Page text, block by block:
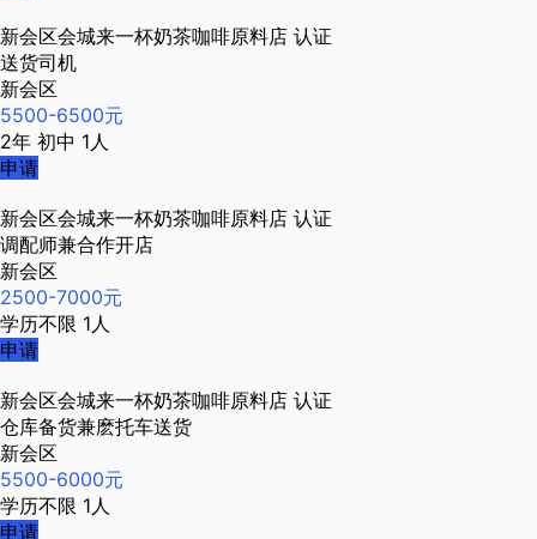
新会区会城来一杯奶茶咖啡原料店 认证
送货司机
新会区
5500-6500元
2年 初中 1人
申请
新会区会城来一杯奶茶咖啡原料店 认证
调配师兼合作开店
新会区
2500-7000元
学历不限 1人
申请
新会区会城来一杯奶茶咖啡原料店 认证
仓库备货兼麽托车送货
新会区
5500-6000元
学历不限 1人
申请